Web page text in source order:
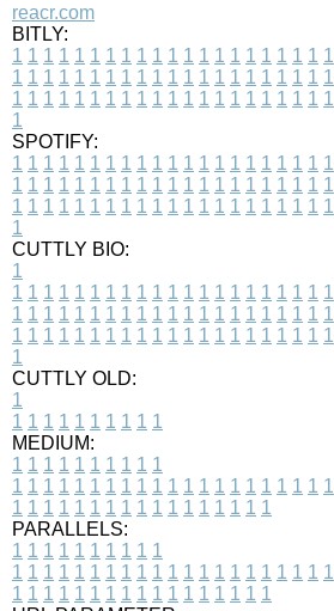
reacr.com
BITLY:
1 1 1 1 1 1 1 1 1 1 1 1 1 1 1 1 1 1 1 1 1
1 1 1 1 1 1 1 1 1 1 1 1 1 1 1 1 1 1 1 1 1
1 1 1 1 1 1 1 1 1 1 1 1 1 1 1 1 1 1 1 1 1
1
SPOTIFY:
1 1 1 1 1 1 1 1 1 1 1 1 1 1 1 1 1 1 1 1 1
1 1 1 1 1 1 1 1 1 1 1 1 1 1 1 1 1 1 1 1 1
1 1 1 1 1 1 1 1 1 1 1 1 1 1 1 1 1 1 1 1 1
1
CUTTLY BIO:
1
1 1 1 1 1 1 1 1 1 1 1 1 1 1 1 1 1 1 1 1 1
1 1 1 1 1 1 1 1 1 1 1 1 1 1 1 1 1 1 1 1 1
1 1 1 1 1 1 1 1 1 1 1 1 1 1 1 1 1 1 1 1 1
1
CUTTLY OLD:
1
1 1 1 1 1 1 1 1 1 1
MEDIUM:
1 1 1 1 1 1 1 1 1 1
1 1 1 1 1 1 1 1 1 1 1 1 1 1 1 1 1 1 1 1 1
1 1 1 1 1 1 1 1 1 1 1 1 1 1 1 1 1
PARALLELS:
1 1 1 1 1 1 1 1 1 1
1 1 1 1 1 1 1 1 1 1 1 1 1 1 1 1 1 1 1 1 1
1 1 1 1 1 1 1 1 1 1 1 1 1 1 1 1 1